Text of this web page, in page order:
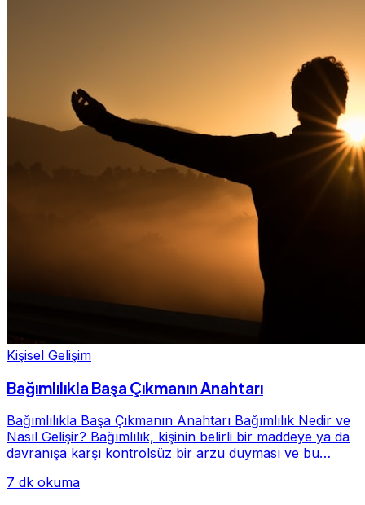
Kişisel Gelişim
Bağımlılıkla Başa Çıkmanın Anahtarı
Bağımlılıkla Başa Çıkmanın Anahtarı Bağımlılık Nedir ve
Nasıl Gelişir? Bağımlılık, kişinin belirli bir maddeye ya da
davranışa karşı kontrolsüz bir arzu duyması ve bu
7 dk okuma